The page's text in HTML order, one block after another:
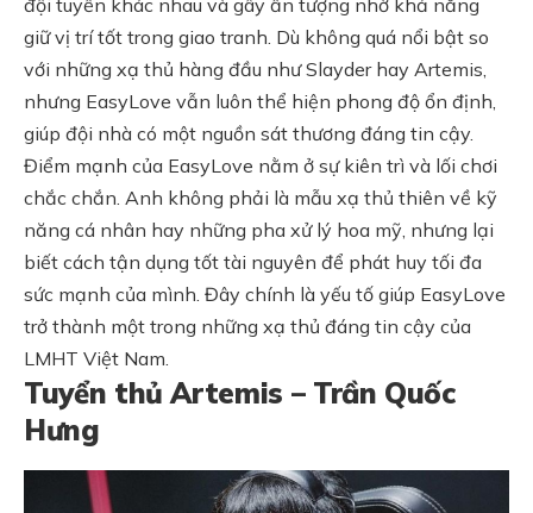
đội tuyển khác nhau và gây ấn tượng nhờ khả năng
giữ vị trí tốt trong giao tranh. Dù không quá nổi bật so
với những xạ thủ hàng đầu như Slayder hay Artemis,
nhưng EasyLove vẫn luôn thể hiện phong độ ổn định,
giúp đội nhà có một nguồn sát thương đáng tin cậy.
Điểm mạnh của EasyLove nằm ở sự kiên trì và lối chơi
chắc chắn. Anh không phải là mẫu xạ thủ thiên về kỹ
năng cá nhân hay những pha xử lý hoa mỹ, nhưng lại
biết cách tận dụng tốt tài nguyên để phát huy tối đa
sức mạnh của mình. Đây chính là yếu tố giúp EasyLove
trở thành một trong những xạ thủ đáng tin cậy của
LMHT Việt Nam.
Tuyển thủ Artemis – Trần Quốc
Hưng